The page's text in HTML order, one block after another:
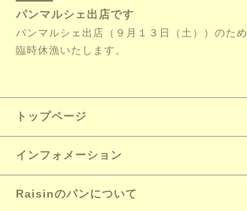
パンマルシェ出店です
パンマルシェ出店（９月１３日（土））のため
臨時休漁いたします。
トップページ
インフォメーション
Raisinのパンについて